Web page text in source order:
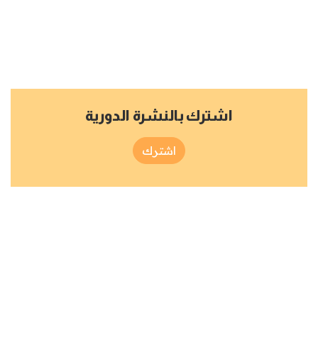
اشترك بالنشرة الدورية
اشترك